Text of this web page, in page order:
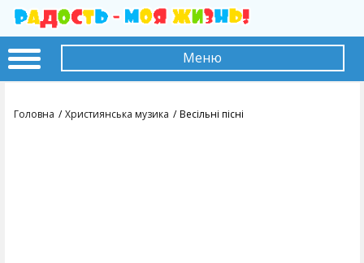
Меню
Головна Християнська музика Весільні пісні